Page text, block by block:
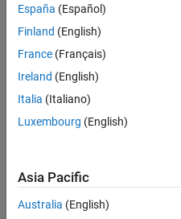
雄平
7 Jul
2024
1 Answer
Answer
Accepted
4 Views
España (Español)
Finland (English)
France (Français)
Ireland (English)
Italia (Italiano)
Luxembourg (English)
Asia Pacific
Australia (English)